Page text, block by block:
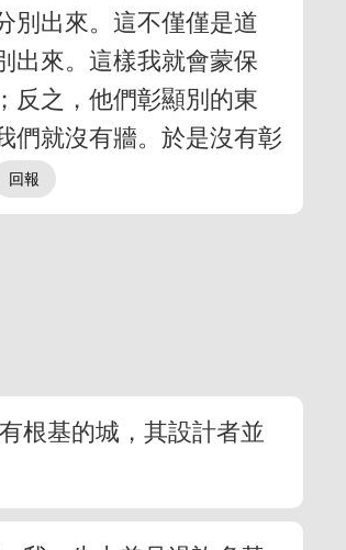
別出來。這不僅僅是道
出來。這樣我就會蒙保
反之，他們彰顯別的東
們就沒有牆。於是沒有彰
根基的城，其設計者並